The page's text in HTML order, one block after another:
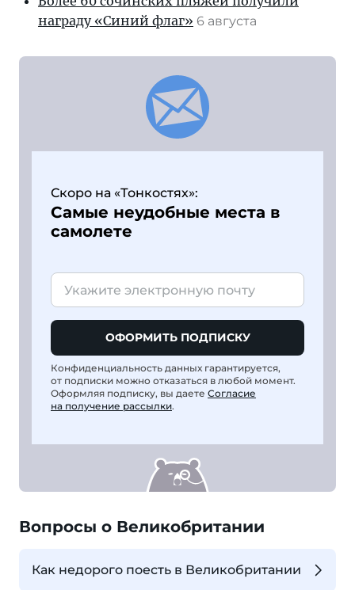
награду «Синий флаг» 6 августа
Скоро на «Тонкостях»:
Самые неудобные места в
самолете
ОФОРМИТЬ ПОДПИСКУ
Конфиденциальность данных гарантируется,
от подписки можно отказаться в любой момент.
Оформляя подписку, вы даете Согласие
на получение рассылки.
Вопросы о Великобритании
Как недорого поесть в Великобритании